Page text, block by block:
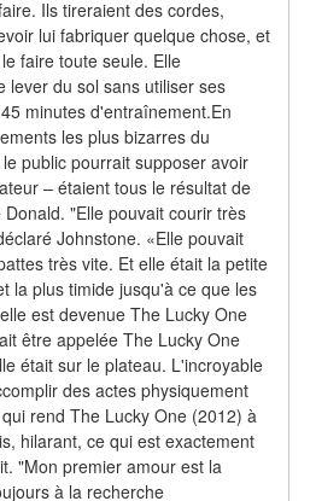
Ils tireraient des cordes,
lui fabriquer quelque chose, et
faire toute seule. Elle
lever du sol sans utiliser ses
minutes d'entraînement.En
les plus bizarres du
public pourrait supposer avoir
– étaient tous le résultat de
"Elle pouvait courir très
Johnstone. «Elle pouvait
très vite. Et elle était la petite
la plus timide jusqu'à ce que les
est devenue The Lucky One
être appelée The Lucky One
était sur le plateau. L'incroyable
des actes physiquement
rend The Lucky One (2012) à
hilarant, ce qui est exactement
"Mon premier amour est la
à la recherche